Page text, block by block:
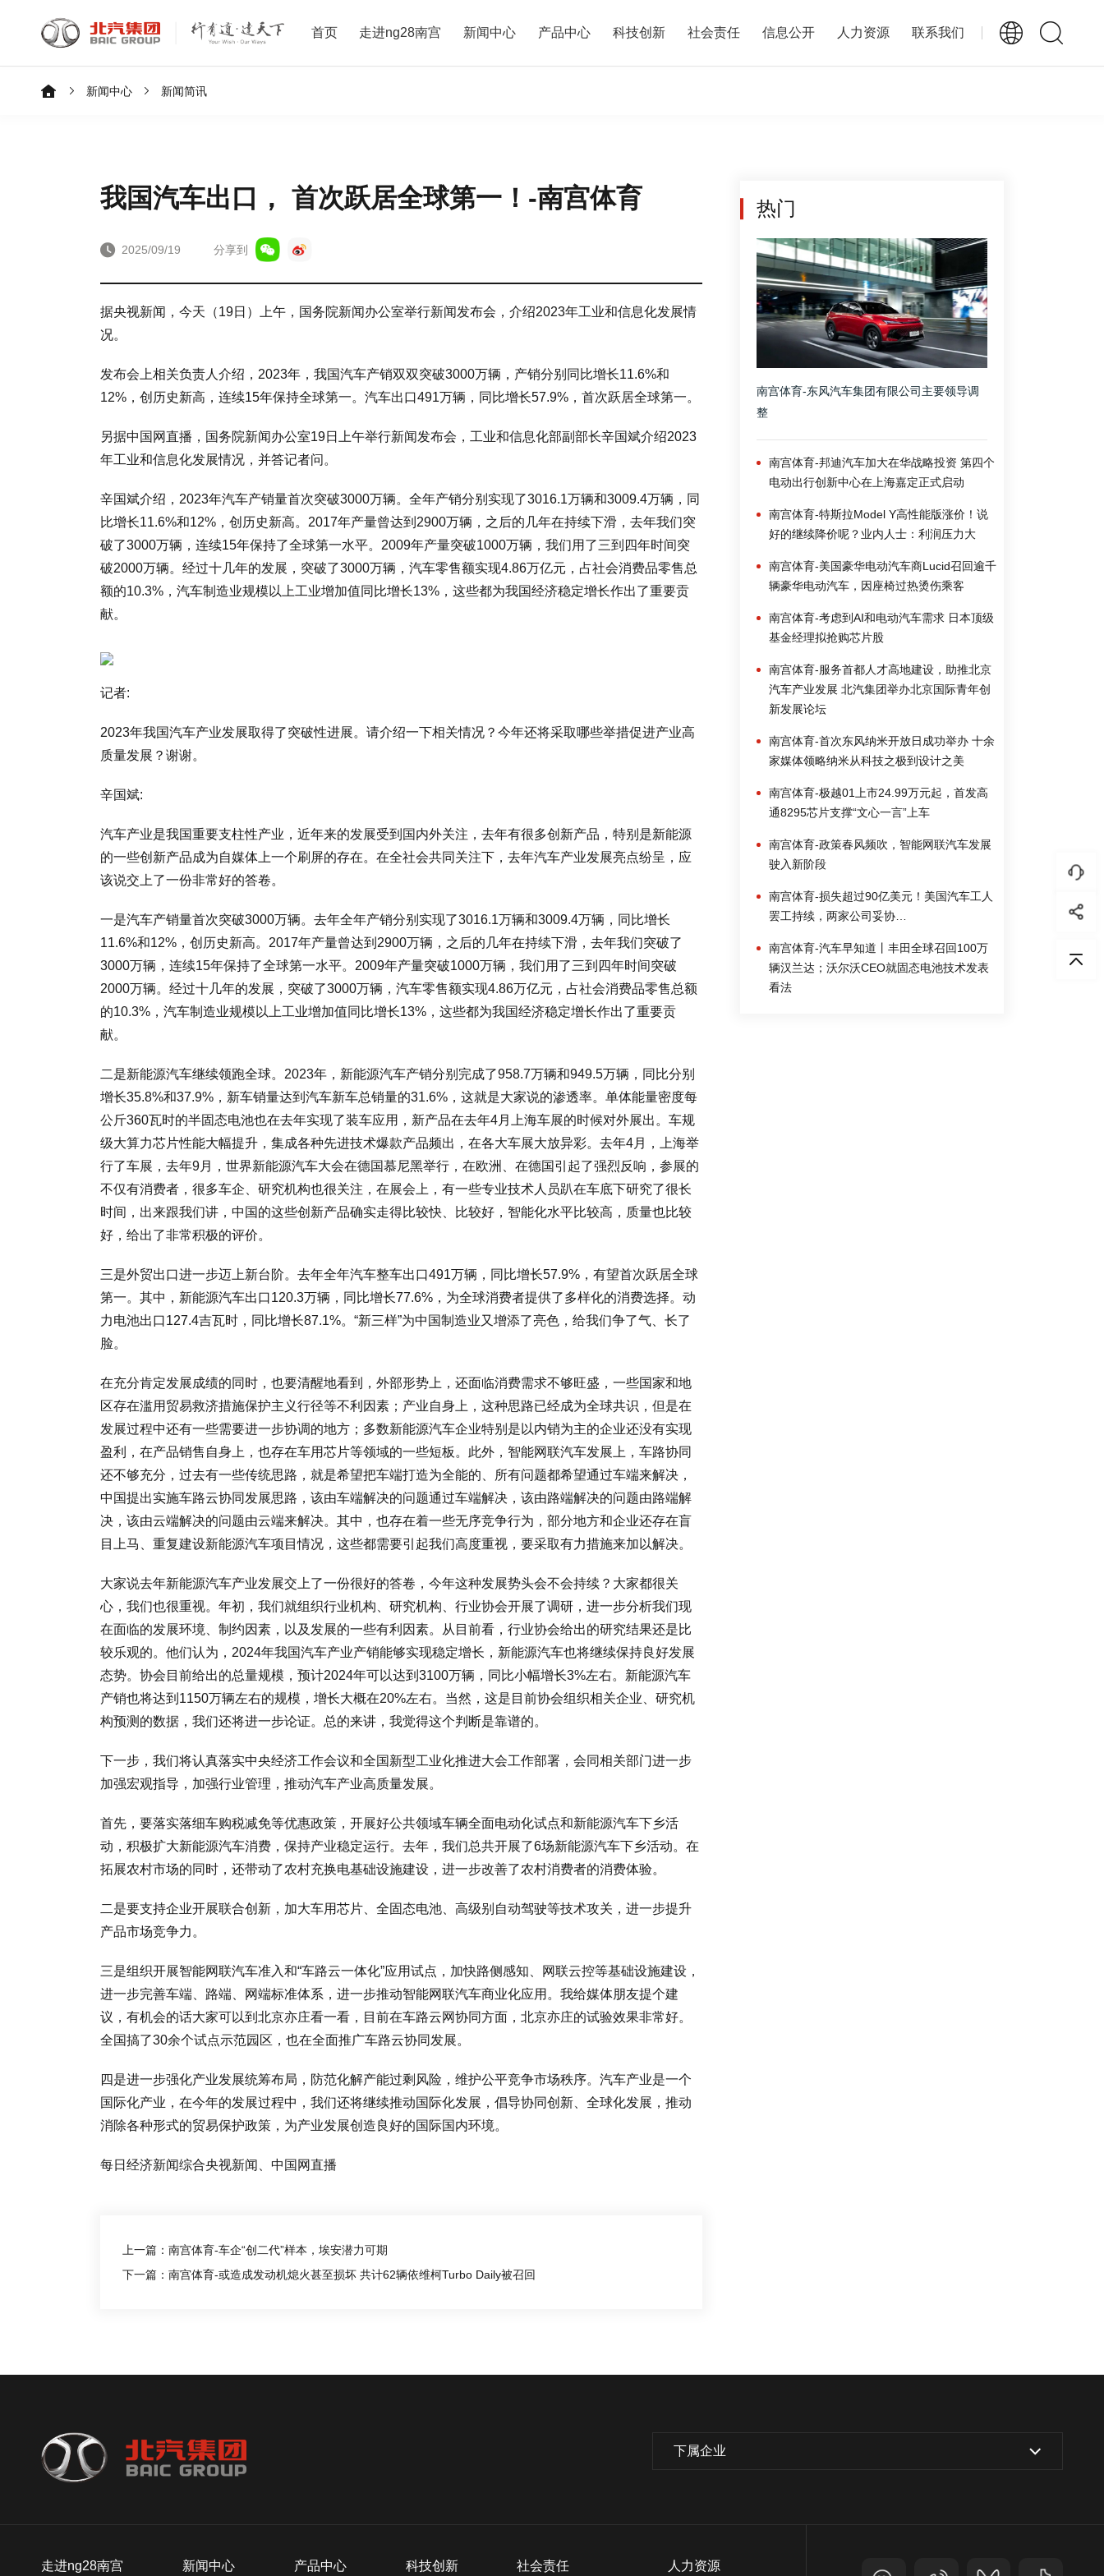
首页 走进ng28南宫 新闻中心 产品中心 科技创新 社会责任 信息公开 人力资源 联系我们
新闻中心 新闻简讯
我国汽车出口， 首次跃居全球第一！-南宫体育
2025/09/19 分享到
据央视新闻，今天（19日）上午，国务院新闻办公室举行新闻发布会，介绍2023年工业和信息化发展情
况。
发布会上相关负责人介绍，2023年，我国汽车产销双双突破3000万辆，产销分别同比增长11.6%和
12%，创历史新高，连续15年保持全球第一。汽车出口491万辆，同比增长57.9%，首次跃居全球第一。
另据中国网直播，国务院新闻办公室19日上午举行新闻发布会，工业和信息化部副部长辛国斌介绍2023
年工业和信息化发展情况，并答记者问。
辛国斌介绍，2023年汽车产销量首次突破3000万辆。全年产销分别实现了3016.1万辆和3009.4万辆，同
比增长11.6%和12%，创历史新高。2017年产量曾达到2900万辆，之后的几年在持续下滑，去年我们突
破了3000万辆，连续15年保持了全球第一水平。2009年产量突破1000万辆，我们用了三到四年时间突
破2000万辆。经过十几年的发展，突破了3000万辆，汽车零售额实现4.86万亿元，占社会消费品零售总
额的10.3%，汽车制造业规模以上工业增加值同比增长13%，这些都为我国经济稳定增长作出了重要贡
献。
记者:
2023年我国汽车产业发展取得了突破性进展。请介绍一下相关情况？今年还将采取哪些举措促进产业高
质量发展？谢谢。
辛国斌:
汽车产业是我国重要支柱性产业，近年来的发展受到国内外关注，去年有很多创新产品，特别是新能源
的一些创新产品成为自媒体上一个刷屏的存在。在全社会共同关注下，去年汽车产业发展亮点纷呈，应
该说交上了一份非常好的答卷。
一是汽车产销量首次突破3000万辆。去年全年产销分别实现了3016.1万辆和3009.4万辆，同比增长
11.6%和12%，创历史新高。2017年产量曾达到2900万辆，之后的几年在持续下滑，去年我们突破了
3000万辆，连续15年保持了全球第一水平。2009年产量突破1000万辆，我们用了三到四年时间突破
2000万辆。经过十几年的发展，突破了3000万辆，汽车零售额实现4.86万亿元，占社会消费品零售总额
的10.3%，汽车制造业规模以上工业增加值同比增长13%，这些都为我国经济稳定增长作出了重要贡
献。
二是新能源汽车继续领跑全球。2023年，新能源汽车产销分别完成了958.7万辆和949.5万辆，同比分别
增长35.8%和37.9%，新车销量达到汽车新车总销量的31.6%，这就是大家说的渗透率。单体能量密度每
公斤360瓦时的半固态电池也在去年实现了装车应用，新产品在去年4月上海车展的时候对外展出。车规
级大算力芯片性能大幅提升，集成各种先进技术爆款产品频出，在各大车展大放异彩。去年4月，上海举
行了车展，去年9月，世界新能源汽车大会在德国慕尼黑举行，在欧洲、在德国引起了强烈反响，参展的
不仅有消费者，很多车企、研究机构也很关注，在展会上，有一些专业技术人员趴在车底下研究了很长
时间，出来跟我们讲，中国的这些创新产品确实走得比较快、比较好，智能化水平比较高，质量也比较
好，给出了非常积极的评价。
三是外贸出口进一步迈上新台阶。去年全年汽车整车出口491万辆，同比增长57.9%，有望首次跃居全球
第一。其中，新能源汽车出口120.3万辆，同比增长77.6%，为全球消费者提供了多样化的消费选择。动
力电池出口127.4吉瓦时，同比增长87.1%。“新三样”为中国制造业又增添了亮色，给我们争了气、长了
脸。
在充分肯定发展成绩的同时，也要清醒地看到，外部形势上，还面临消费需求不够旺盛，一些国家和地
区存在滥用贸易救济措施保护主义行径等不利因素；产业自身上，这种思路已经成为全球共识，但是在
发展过程中还有一些需要进一步协调的地方；多数新能源汽车企业特别是以内销为主的企业还没有实现
盈利，在产品销售自身上，也存在车用芯片等领域的一些短板。此外，智能网联汽车发展上，车路协同
还不够充分，过去有一些传统思路，就是希望把车端打造为全能的、所有问题都希望通过车端来解决，
中国提出实施车路云协同发展思路，该由车端解决的问题通过车端解决，该由路端解决的问题由路端解
决，该由云端解决的问题由云端来解决。其中，也存在着一些无序竞争行为，部分地方和企业还存在盲
目上马、重复建设新能源汽车项目情况，这些都需要引起我们高度重视，要采取有力措施来加以解决。
大家说去年新能源汽车产业发展交上了一份很好的答卷，今年这种发展势头会不会持续？大家都很关
心，我们也很重视。年初，我们就组织行业机构、研究机构、行业协会开展了调研，进一步分析我们现
在面临的发展环境、制约因素，以及发展的一些有利因素。从目前看，行业协会给出的研究结果还是比
较乐观的。他们认为，2024年我国汽车产业产销能够实现稳定增长，新能源汽车也将继续保持良好发展
态势。协会目前给出的总量规模，预计2024年可以达到3100万辆，同比小幅增长3%左右。新能源汽车
产销也将达到1150万辆左右的规模，增长大概在20%左右。当然，这是目前协会组织相关企业、研究机
构预测的数据，我们还将进一步论证。总的来讲，我觉得这个判断是靠谱的。
下一步，我们将认真落实中央经济工作会议和全国新型工业化推进大会工作部署，会同相关部门进一步
加强宏观指导，加强行业管理，推动汽车产业高质量发展。
首先，要落实落细车购税减免等优惠政策，开展好公共领域车辆全面电动化试点和新能源汽车下乡活
动，积极扩大新能源汽车消费，保持产业稳定运行。去年，我们总共开展了6场新能源汽车下乡活动。在
拓展农村市场的同时，还带动了农村充换电基础设施建设，进一步改善了农村消费者的消费体验。
二是要支持企业开展联合创新，加大车用芯片、全固态电池、高级别自动驾驶等技术攻关，进一步提升
产品市场竞争力。
三是组织开展智能网联汽车准入和“车路云一体化”应用试点，加快路侧感知、网联云控等基础设施建设，
进一步完善车端、路端、网端标准体系，进一步推动智能网联汽车商业化应用。我给媒体朋友提个建
议，有机会的话大家可以到北京亦庄看一看，目前在车路云网协同方面，北京亦庄的试验效果非常好。
全国搞了30余个试点示范园区，也在全面推广车路云协同发展。
四是进一步强化产业发展统筹布局，防范化解产能过剩风险，维护公平竞争市场秩序。汽车产业是一个
国际化产业，在今年的发展过程中，我们还将继续推动国际化发展，倡导协同创新、全球化发展，推动
消除各种形式的贸易保护政策，为产业发展创造良好的国际国内环境。
每日经济新闻综合央视新闻、中国网直播
上一篇：南宫体育-车企“创二代”样本，埃安潜力可期
下一篇：南宫体育-或造成发动机熄火甚至损坏 共计62辆依维柯Turbo Daily被召回
热门
南宫体育-东风汽车集团有限公司主要领导调
整
南宫体育-邦迪汽车加大在华战略投资 第四个
电动出行创新中心在上海嘉定正式启动
南宫体育-特斯拉Model Y高性能版涨价！说
好的继续降价呢？业内人士：利润压力大
南宫体育-美国豪华电动汽车商Lucid召回逾千
辆豪华电动汽车，因座椅过热烫伤乘客
南宫体育-考虑到AI和电动汽车需求 日本顶级
基金经理拟抢购芯片股
南宫体育-服务首都人才高地建设，助推北京
汽车产业发展 北汽集团举办北京国际青年创
新发展论坛
南宫体育-首次东风纳米开放日成功举办 十余
家媒体领略纳米从科技之极到设计之美
南宫体育-极越01上市24.99万元起，首发高
通8295芯片支撑“文心一言”上车
南宫体育-政策春风频吹，智能网联汽车发展
驶入新阶段
南宫体育-损失超过90亿美元！美国汽车工人
罢工持续，两家公司妥协…
南宫体育-汽车早知道丨丰田全球召回100万
辆汉兰达；沃尔沃CEO就固态电池技术发表
看法
下属企业
走进ng28南宫 新闻中心 产品中心 科技创新 社会责任 人力资源